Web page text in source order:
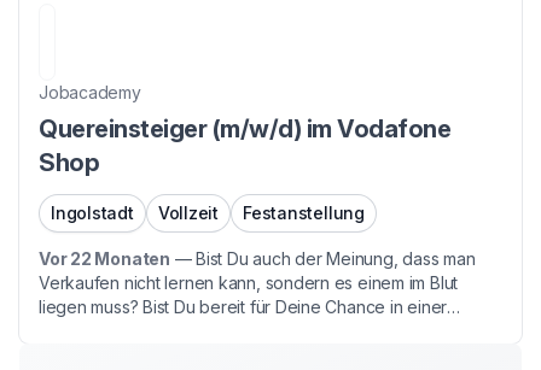
Jobacademy
Quereinsteiger (m/w/d) im Vodafone
Shop
Ingolstadt Vollzeit Festanstellung
Vor 22 Monaten —Bist Du auch der Meinung, dass man
Verkaufen nicht lernen kann, sondern es einem im Blut
liegen muss? Bist Du bereit für Deine Chance in einer